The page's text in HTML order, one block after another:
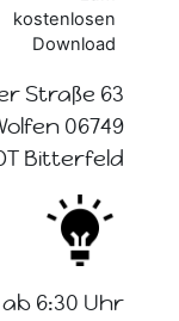
Straße 63
06749 Bitterfeld-Wolfen
Bitterfeld
6:30 Uhr